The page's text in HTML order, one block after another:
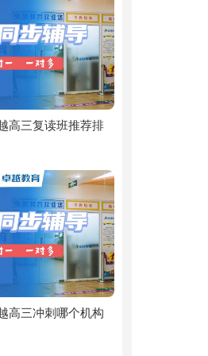
高三复读班推荐排
高三冲刺哪个机构